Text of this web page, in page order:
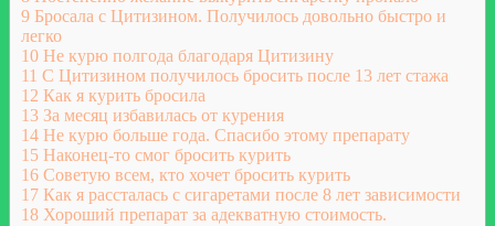
9 Бросала с Цитизином. Получилось довольно быстро и
легко
10 Не курю полгода благодаря Цитизину
11 С Цитизином получилось бросить после 13 лет стажа
12 Как я курить бросила
13 За месяц избавилась от курения
14 Не курю больше года. Спасибо этому препарату
15 Наконец-то смог бросить курить
16 Советую всем, кто хочет бросить курить
17 Как я рассталась с сигаретами после 8 лет зависимости
18 Хороший препарат за адекватную стоимость.